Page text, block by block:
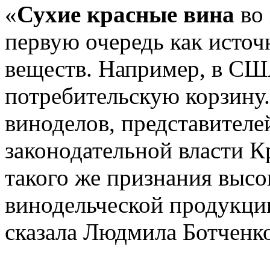
«Сухие красные вина во
первую очередь как
веществ. Например, в
потребительскую
виноделов,
законодательной власти
такого же признания
винодельческой
сказала Людмила